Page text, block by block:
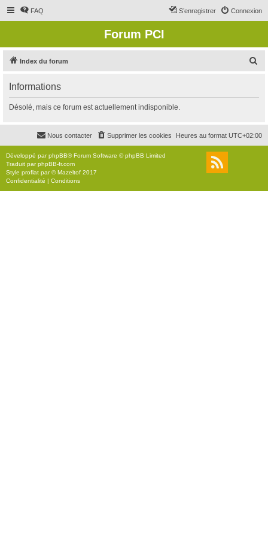
FAQ Connexion
S’enregistrer
Forum PCI
Index du forum
r
c
r
Informations
Désolé, mais ce forum est actuellement indisponible.
Heures au format UTC+02:00
Supprimer les cookies
Nous contacter
Développé parphpBB® Forum Software © phpBB Limited
Traduit parphpBB-fr.com
Style proflat par ©Mazeltof 2017
Confidentialité | Conditions